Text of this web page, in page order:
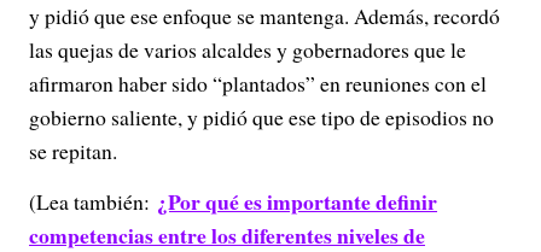
y pidió que ese enfoque se mantenga. Además, recordó
las quejas de varios alcaldes y gobernadores que le
afirmaron haber sido “plantados” en reuniones con el
gobierno saliente, y pidió que ese tipo de episodios no
se repitan.
(Lea también: ¿Por qué es importante definir
competencias entre los diferentes niveles de